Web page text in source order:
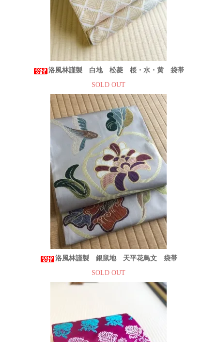
洛風林謹製 白地 松菱 桜・水・黄 袋帯
SOLD OUT
洛風林謹製 銀鼠地 天平花鳥文 袋帯
SOLD OUT